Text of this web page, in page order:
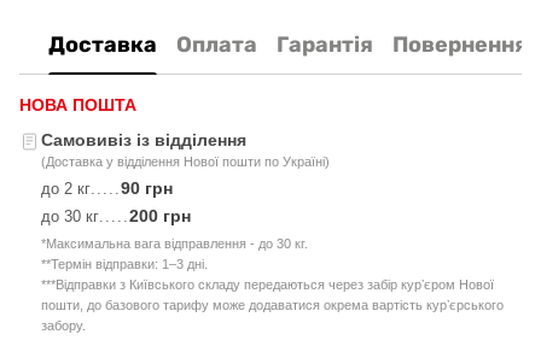
Доставка Оплата Гарантія Повернення
НОВА ПОШТА
Самовивіз із відділення
(Доставка у відділення Нової пошти по Україні)
до 2 кг 90 грн
до 30 кг 200 грн
*Максимальна вага відправлення - до 30 кг.
**Термін відправки: 1–3 дні.
***Відправки з Київського складу передаються через забір курʼєром Нової
пошти, до базового тарифу може додаватися окрема вартість курʼєрського
забору.